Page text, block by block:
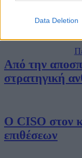
Data Deletion
Προστασία
Από την
στρατηγική
Ο CISO στον
επιθέσεων